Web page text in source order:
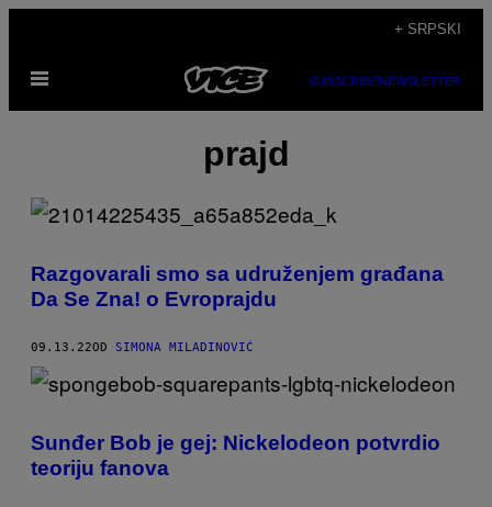
садржај
+ SRPSKI
Otvori
SUBSCRIBENEWSLETTER
prajd
Razgovarali smo sa udruženjem građana
Da Se Zna! o Evroprajdu
09.13.22OD SIMONA MILADINOVIĆ
Sunđer Bob je gej: Nickelodeon potvrdio
teoriju fanova